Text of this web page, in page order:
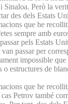
Sinaloa. Però la
des dels Estats
que he
sempre amb
pels Estats
passar per
impossible
o estructures de
que he
Petrov també